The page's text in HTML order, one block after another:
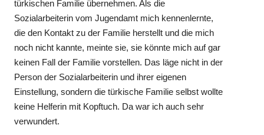
türkischen Familie übernehmen. Als die
Sozialarbeiterin vom Jugendamt mich kennenlernte,
die den Kontakt zu der Familie herstellt und die mich
noch nicht kannte, meinte sie, sie könnte mich auf gar
keinen Fall der Familie vorstellen. Das läge nicht in der
Person der Sozialarbeiterin und ihrer eigenen
Einstellung, sondern die türkische Familie selbst wollte
keine Helferin mit Kopftuch. Da war ich auch sehr
verwundert.